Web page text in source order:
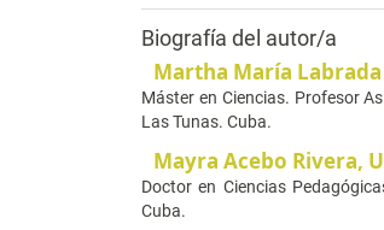
Biografía del autor/a
Martha María
Máster en Ciencias. Profesor
Las Tunas. Cuba.
Mayra Acebo Rivera,
Doctor en Ciencias
Cuba.